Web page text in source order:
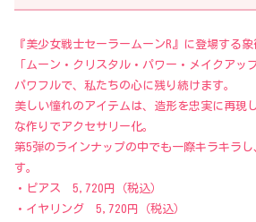
『美少女戦士セーラームーンR』に登場する
「ムーン・クリスタル・パワー・メイクアッ
パワフルで、私たちの心に残り続けます。
美しい憧れのアイテムは、造形を忠実に再現
な作りでアクセサリー化。
第5弾のラインナップの中でも一際キラキラ
す。
・ピアス 5,720円（税込）
・イヤリング 5,720円（税込）